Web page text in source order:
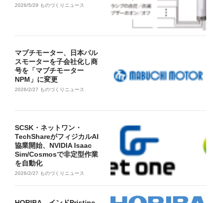
2026/5/29 ものづくりニュース
マブチモーター、日本パル
スモーターを子会社化し商
号を「マブチモーター
NPM」に変更
2026/2/27 ものづくりニュース
SCSK・ネットワン・
TechShareがフィジカルAI
協業開始、NVIDIA Isaac
Sim/Cosmosで非定型作業
を自動化
2026/2/27 ものづくりニュース